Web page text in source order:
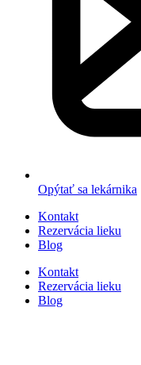
Opýtať sa lekárnika
Kontakt
Rezervácia lieku
Blog
Kontakt
Rezervácia lieku
Blog